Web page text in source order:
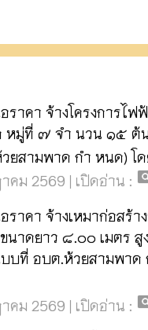
ราคา จ้างโครงการไฟ
หมู่ที่ ๗ จำ นวน ๑๕ ต้
สามพาด กำ หนด) โด
คม 2569 | เปิดอ่าน :
ราคา จ้างเหมาก่อสร้
าดยาว ๘.๐๐ เมตร สู
บที่ อบต.ห้วยสามพาด
คม 2569 | เปิดอ่าน :